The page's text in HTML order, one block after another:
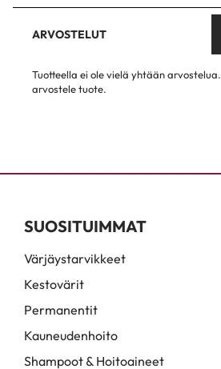
ARVOSTELUT
Tuotteella ei ole vielä yhtään arvostelua.
arvostele tuote.
SUOSITUIMMAT
Värjäystarvikkeet
Kestovärit
Permanentit
Kauneudenhoito
Shampoot & Hoitoaineet